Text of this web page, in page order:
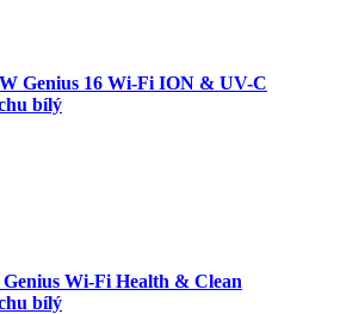
Genius 16 Wi-Fi ION & UV-C
bílý
Genius Wi-Fi Health & Clean
bílý